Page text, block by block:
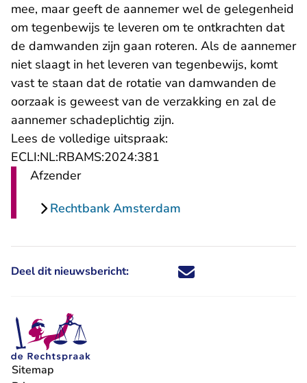
mee, maar geeft de aannemer wel de gelegenheid
om tegenbewijs te leveren om te ontkrachten dat
de damwanden zijn gaan roteren. Als de aannemer
niet slaagt in het leveren van tegenbewijs, komt
vast te staan dat de rotatie van damwanden de
oorzaak is geweest van de verzakking en zal de
aannemer schadeplichtig zijn.
Lees de volledige uitspraak:
ECLI:NL:RBAMS:2024:381
Afzender
Rechtbank Amsterdam
Deel dit nieuwsbericht: Deel dit nieuwsbericht via X -
Deel dit nieuwsbericht via
Deel dit nieuwsbericht
Deel dit
Sitemap